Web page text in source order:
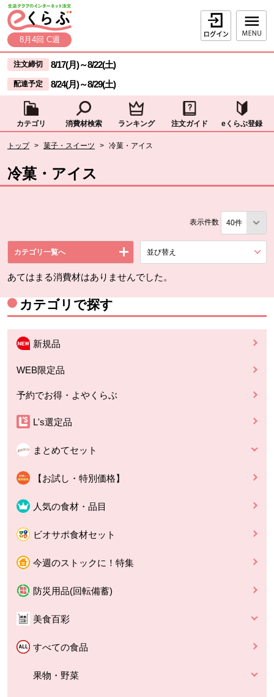
ページの先頭です。
本文へジャンプする。
8月4回 C週
ログイン
ここからサイト内共通メニューです。
サイト内共通メニューをスキップする
注文締切 8/17(月)～8/22(土)
配達予定 8/24(月)～8/29(土)
カテゴリ 消費材検索 ランキング 注文ガイド eくらぶ登録
トップ > 菓子・スイーツ > 冷菓・アイス
冷菓・アイス
表示件数
カテゴリ一覧へ 並び替え
あてはまる消費材はありませんでした。
カテゴリで探す
新規品
WEB限定品
予約でお得・よやくらぶ
L's選定品
まとめてセット
【お試し・特別価格】
人気の食材・品目
ビオサポ食材セット
今週のストックに！特集
防災用品(回転備蓄)
美食百彩
すべての食品
果物・野菜